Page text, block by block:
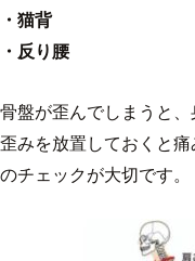
・猫背
・反り腰
骨盤が歪んでしまうと
歪みを放置しておくと
のチェックが大切です。